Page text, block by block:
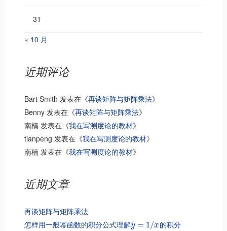
31
« 10 月
近期评论
Bart Smith 发表在《再谈矩阵与矩阵乘法》
Benny发表在《再谈矩阵与矩阵乘法》
南楠发表在《我在写测度论的教材》
tianpeng 发表在《我在写测度论的教材》
南楠发表在《我在写测度论的教材》
近期文章
再谈矩阵与矩阵乘法
怎样用一般幂函数的积分公式理解y = 1/x的积分